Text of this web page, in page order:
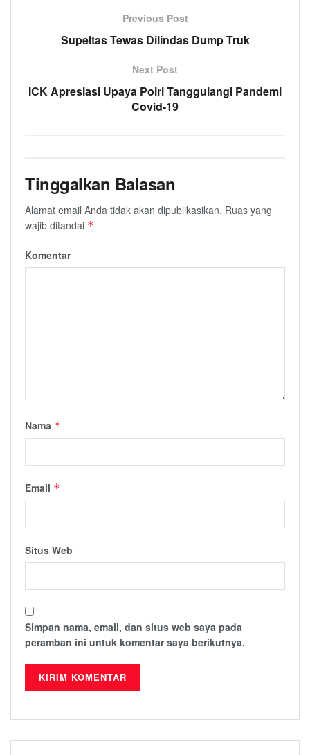
Previous Post
Supeltas Tewas Dilindas Dump Truk
Next Post
ICK Apresiasi Upaya Polri Tanggulangi Pandemi
Covid-19
Tinggalkan Balasan
Alamat email Anda tidak akan dipublikasikan. Ruas yang
wajib ditandai *
Komentar
Nama *
Email *
Situs Web
Simpan nama, email, dan situs web saya pada
peramban ini untuk komentar saya berikutnya.